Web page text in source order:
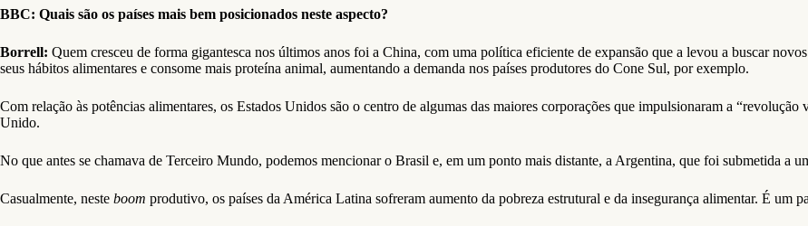
BBC: Quais são os países mais bem posicionados neste aspecto?
Borrell: Quem cresceu de forma gigantesca nos últimos anos foi a China, com uma política eficiente de expansão que a levou a buscar
seus hábitos alimentares e consome mais proteína animal, aumentando a demanda nos países produtores do Cone Sul, por exemplo.
Com relação às potências alimentares, os Estados Unidos são o centro de algumas das maiores corporações que impulsionaram a
Unido.
No que antes se chamava de Terceiro Mundo, podemos mencionar o Brasil e, em um ponto mais distante, a Argentina, que foi submetida a
Casualmente, neste boom produtivo, os países da América Latina sofreram aumento da pobreza estrutural e da insegurança alimentar. É um